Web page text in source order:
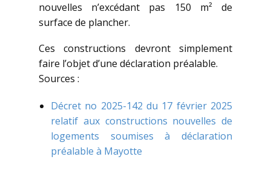
nouvelles n’excédant pas 150 m² de
surface de plancher.
Ces constructions devront simplement
faire l’objet d’une déclaration préalable.
Sources :
Décret no 2025-142 du 17 février 2025
relatif aux constructions nouvelles de
logements soumises à déclaration
préalable à Mayotte